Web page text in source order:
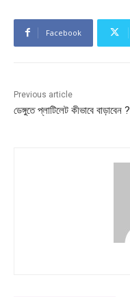
Facebook
Previous article
ডেঙ্গুতে প্লাটিলেট কীভাবে বাড়াবেন ?